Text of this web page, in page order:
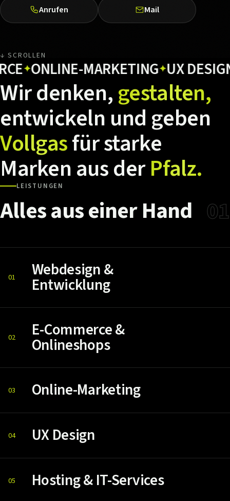
Anrufen Mail
↓ SCROLLEN
ONLINE-MARKETING✦ UX DESIGN✦
Wirdenken,gestalten,
entwickeln und geben
Vollgasfürstarke
MarkenausderPfalz.
LEISTUNGEN
AllesauseinerHand 01
01 Webdesign &
Entwicklung
02 E-Commerce &
Onlineshops
03 Online-Marketing
04 UX Design
05 Hosting & IT-Services